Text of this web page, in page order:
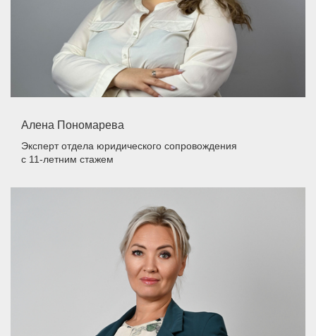
Алена Пономарева
Эксперт отдела юридического сопровождения
с 11-летним стажем